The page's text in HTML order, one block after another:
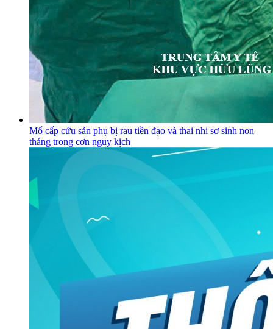
Mổ cấp cứu sản phụ bị rau tiền đạo và thai nhi sơ sinh non
tháng trong cơn nguy kịch